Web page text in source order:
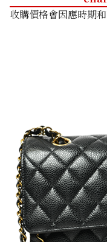
收購價格會因應時期